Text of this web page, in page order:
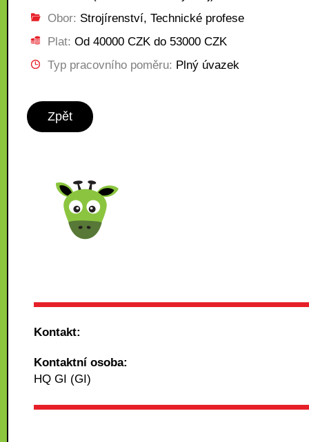
Obor: Strojírenství, Technické profese
Plat: Od 40000 CZK do 53000 CZK
Typ pracovního poměru: Plný úvazek
Zpět
Kontakt:
Kontaktní osoba:
HQ GI (GI)